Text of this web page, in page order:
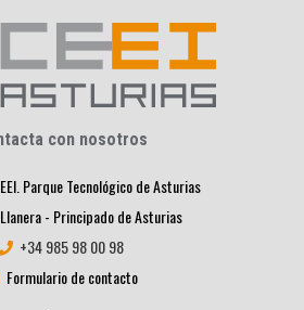
con nosotros
Parque Tecnológico de Asturias
- Principado de Asturias
+34 985 98 00 98
Formulario de contacto